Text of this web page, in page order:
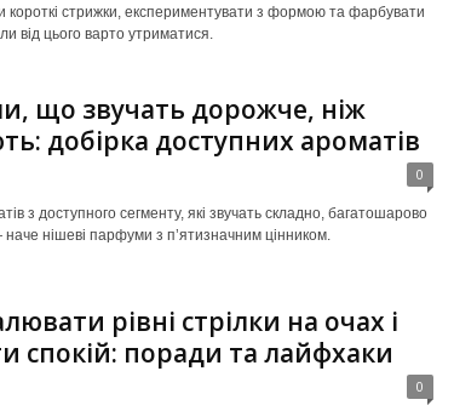
короткі стрижки, експериментувати з формою та фарбувати
від цього варто утриматися.
що звучать дорожче, ніж
добірка доступних ароматів
0
з доступного сегменту, які звучать складно, багатошарово
нішеві парфуми з п’ятизначним цінником.
рівні стрілки на очах і
спокій: поради та лайфхаки
0